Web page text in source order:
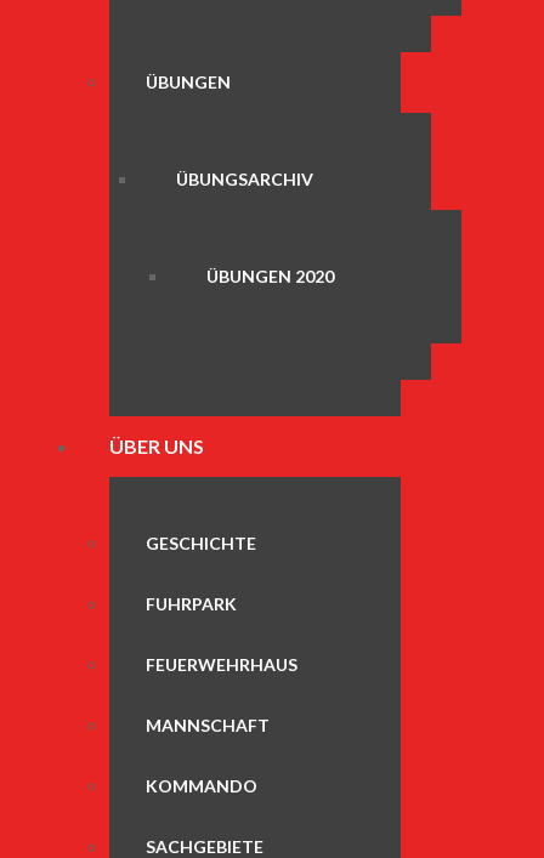
ÜBUNGEN
ÜBUNGSARCHIV
ÜBUNGEN 2020
ÜBER UNS
GESCHICHTE
FUHRPARK
FEUERWEHRHAUS
MANNSCHAFT
KOMMANDO
SACHGEBIETE